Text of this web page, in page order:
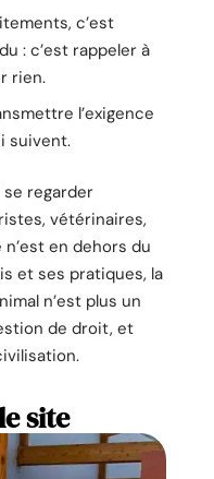
c’est
: c’est rappeler à
rien.
l’exigence
suivent.
se regarder
vétérinaires,
en dehors du
et ses pratiques, la
n’est plus un
de droit, et
site